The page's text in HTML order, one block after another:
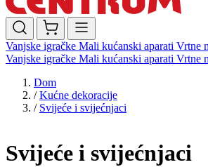
Vanjske igračke Mali kućanski aparati Vrtne
Vanjske igračke Mali kućanski aparati Vrtne
Dom
/ Kućne dekoracije
/ Svijeće i svijećnjaci
Svijeće i svijećnjaci